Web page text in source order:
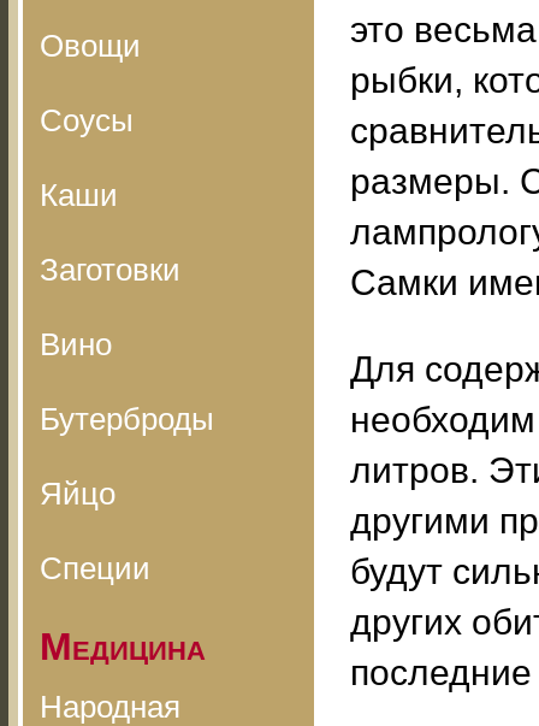
Овощи
Соусы
Каши
Заготовки
Вино
Бутерброды
Яйцо
Специи
Медицина
Народная
это
рыбки,
размеры.
Самки
Для
литров.
другими
будут
других